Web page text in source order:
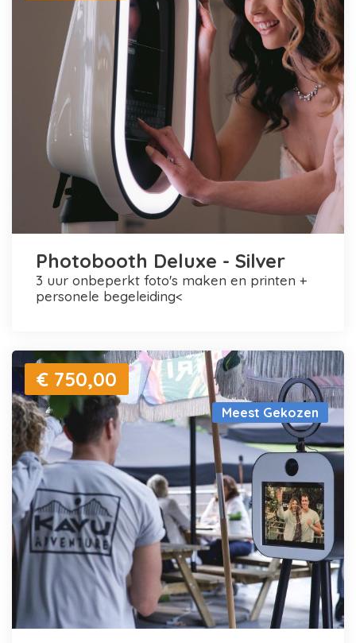
Photobooth Deluxe - Silver
3 uur onbeperkt foto's maken en printen +
personele begeleiding<
Meest Gekozen
€ 750,00